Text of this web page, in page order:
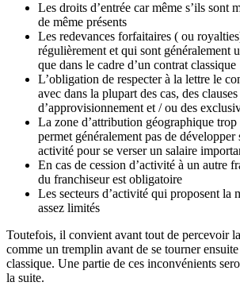
Les droits d’entrée car même s’ils sont
de même présents
Les redevances forfaitaires ( ou
régulièrement et qui sont généralement
que dans le cadre d’un contrat classique
L’obligation de respecter à la lettre le
avec dans la plupart des cas, des
d’approvisionnement et / ou des
La zone d’attribution géographique trop
permet généralement pas de développer
activité pour se verser un salaire
En cas de cession d’activité à un autre
du franchiseur est obligatoire
Les secteurs d’activité qui proposent la
assez limités
Toutefois, il convient avant tout de percevoir
comme un tremplin avant de se tourner
classique. Une partie de ces inconvénients
la suite.